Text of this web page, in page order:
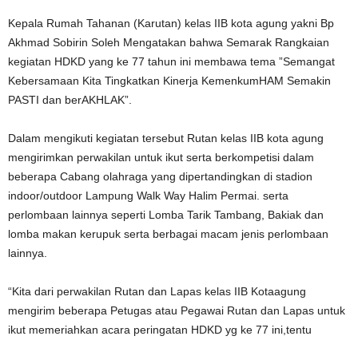
Kepala Rumah Tahanan (Karutan) kelas IIB kota agung yakni Bp
Akhmad Sobirin Soleh Mengatakan bahwa Semarak Rangkaian
kegiatan HDKD yang ke 77 tahun ini membawa tema ”Semangat
Kebersamaan Kita Tingkatkan Kinerja KemenkumHAM Semakin
PASTI dan berAKHLAK”.
Dalam mengikuti kegiatan tersebut Rutan kelas IIB kota agung
mengirimkan perwakilan untuk ikut serta berkompetisi dalam
beberapa Cabang olahraga yang dipertandingkan di stadion
indoor/outdoor Lampung Walk Way Halim Permai. serta
perlombaan lainnya seperti Lomba Tarik Tambang, Bakiak dan
lomba makan kerupuk serta berbagai macam jenis perlombaan
lainnya.
“Kita dari perwakilan Rutan dan Lapas kelas IIB Kotaagung
mengirim beberapa Petugas atau Pegawai Rutan dan Lapas untuk
ikut memeriahkan acara peringatan HDKD yg ke 77 ini,tentu